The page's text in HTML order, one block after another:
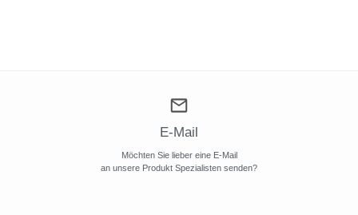
E-Mail
Möchten Sie lieber eine E-Mail
an unsere Produkt Spezialisten senden?